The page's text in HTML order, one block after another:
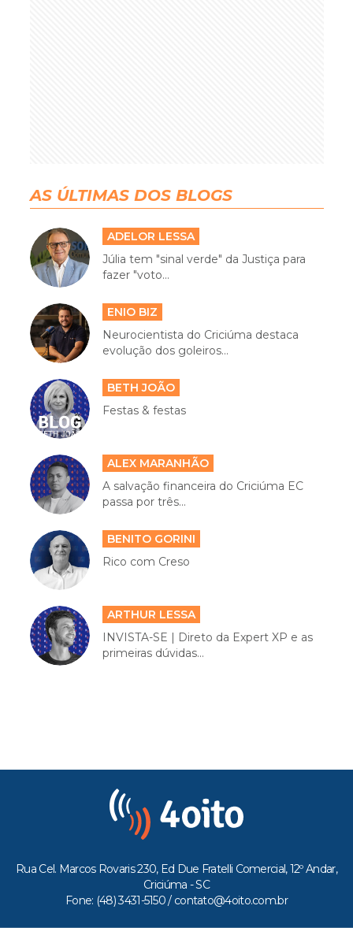
AS ÚLTIMAS DOS BLOGS
ADELOR LESSA
Júlia tem "sinal verde" da Justiça para
fazer "voto...
ENIO BIZ
Neurocientista do Criciúma destaca
evolução dos goleiros...
BETH JOÃO
Festas & festas
ALEX MARANHÃO
A salvação financeira do Criciúma EC
passa por três...
BENITO GORINI
Rico com Creso
ARTHUR LESSA
INVISTA-SE | Direto da Expert XP e as
primeiras dúvidas...
Rua Cel. Marcos Rovaris 230, Ed Due Fratelli Comercial, 12º Andar,
Criciúma - SC
Fone: (48) 3431-5150 / contato@4oito.com.br